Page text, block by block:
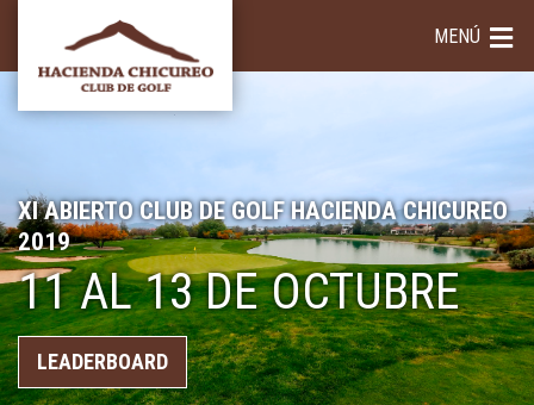
MENÚ
XI ABIERTO CLUB DE GOLF HACIENDA CHICUREO
2019
11 AL 13 DE OCTUBRE
LEADERBOARD